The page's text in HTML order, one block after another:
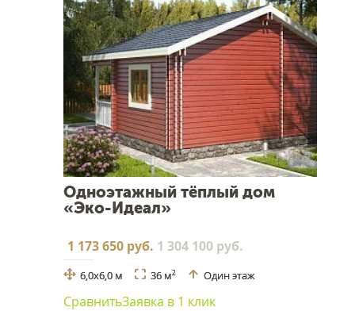
Одноэтажный тёплый дом
«Эко-Идеал»
1 173 650 руб. 1 304 100 руб.
6,0х6,0 м 36 м2 Один этаж
СравнитьЗаявка в 1 клик